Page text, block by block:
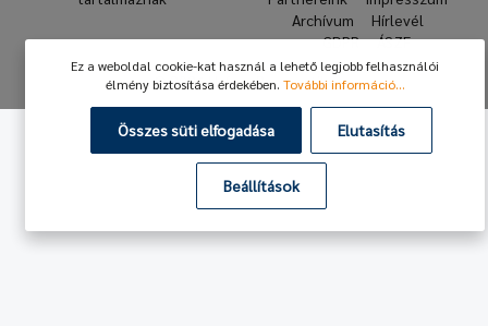
© 2026 Hafner Pneumatika
Archívum
Hírlevél
GDPR
ÁSZF
Ez a weboldal cookie-kat használ a lehető legjobb felhasználói
élmény biztosítása érdekében. További információ...
Összes süti elfogadása Elutasítás
Beállítások